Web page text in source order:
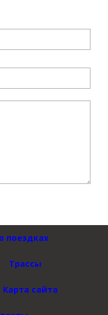
поездках
Трассы
Карта сайта